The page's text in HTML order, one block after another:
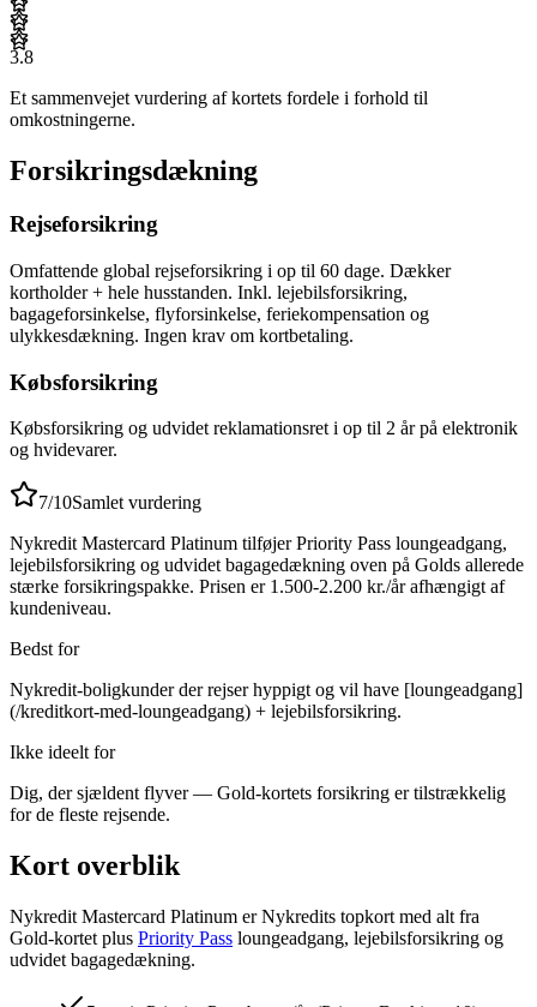
3.8
Et sammenvejet vurdering af kortets fordele i forhold til
omkostningerne.
Forsikringsdækning
Rejseforsikring
Omfattende global rejseforsikring i op til 60 dage. Dækker
kortholder + hele husstanden. Inkl. lejebilsforsikring,
bagageforsinkelse, flyforsinkelse, feriekompensation og
ulykkesdækning. Ingen krav om kortbetaling.
Købsforsikring
Købsforsikring og udvidet reklamationsret i op til 2 år på elektronik
og hvidevarer.
7/10Samlet vurdering
Nykredit Mastercard Platinum tilføjer Priority Pass loungeadgang,
lejebilsforsikring og udvidet bagagedækning oven på Golds allerede
stærke forsikringspakke. Prisen er 1.500-2.200 kr./år afhængigt af
kundeniveau.
Bedst for
Nykredit-boligkunder der rejser hyppigt og vil have [loungeadgang]
(/kreditkort-med-loungeadgang) + lejebilsforsikring.
Ikke ideelt for
Dig, der sjældent flyver — Gold-kortets forsikring er tilstrækkelig
for de fleste rejsende.
Kort overblik
Nykredit Mastercard Platinum er Nykredits topkort med alt fra
Gold-kortet plus Priority Pass loungeadgang, lejebilsforsikring og
udvidet bagagedækning.